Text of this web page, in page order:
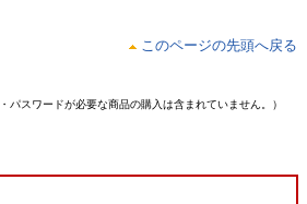
このページの先頭へ戻る
スワードが必要な商品の購入は含まれていません。）